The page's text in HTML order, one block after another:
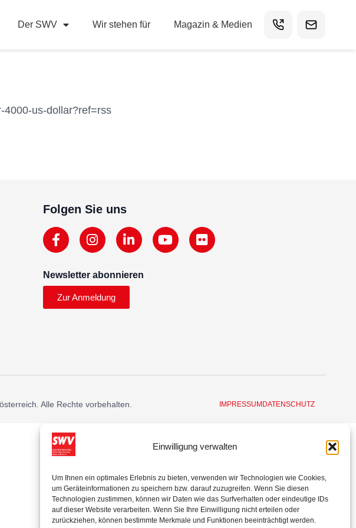
Einwilligung verwalten
Um Ihnen ein optimales Erlebnis zu bieten, verwenden wir Technologien wie Cookies,
um Geräteinformationen zu speichern bzw. darauf zuzugreifen. Wenn Sie diesen
Technologien zustimmen, können wir Daten wie das Surfverhalten oder eindeutige IDs
auf dieser Website verarbeiten. Wenn Sie Ihre Einwilligung nicht erteilen oder
zurückziehen, können bestimmte Merkmale und Funktionen beeinträchtigt werden.
Der SWV Wir stehen für Magazin & Medien
4000-us-dollar?ref=rss
Folgen Sie uns
Newsletter abonnieren
Zur Anmeldung
Alle Rechte vorbehalten. IMPRESSUMDATENSCHUTZ